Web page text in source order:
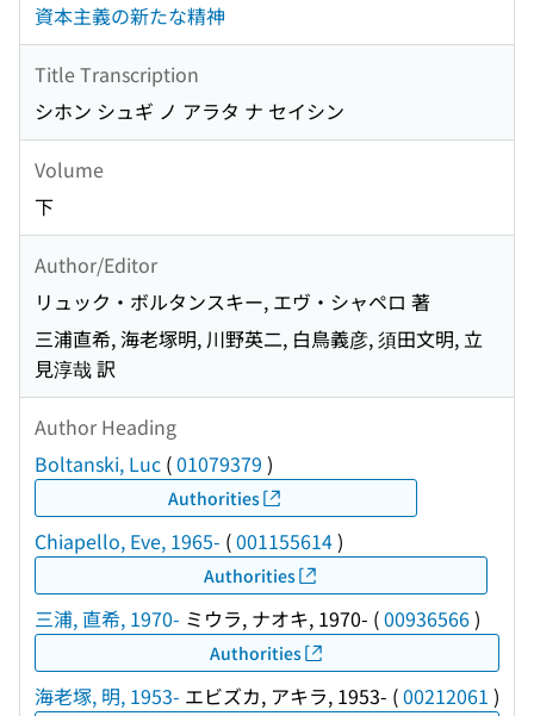
資本主義の新たな精神
Title Transcription
シホン シュギ ノ アラタ ナ セイシン
Volume
下
Author/Editor
リュック・ボルタンスキー, エヴ・シャペロ 著
三浦直希, 海老塚明, 川野英二, 白鳥義彦, 須田文明, 立
見淳哉 訳
Author Heading
Boltanski, Luc (01079379 )
Authorities
Chiapello, Eve, 1965- (001155614)
Authorities
三浦, 直希, 1970- ミウラ, ナオキ, 1970- (00936566)
Authorities
海老塚, 明, 1953- エビズカ, アキラ, 1953- (00212061 )